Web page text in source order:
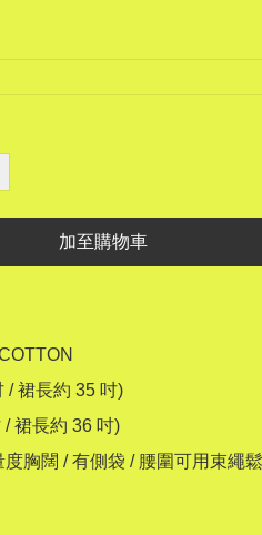
加至購物車
/ 裙長約 35 吋)
/ 裙長約 36 吋)
胸闊 / 有側袋 / 腰圍可用束繩